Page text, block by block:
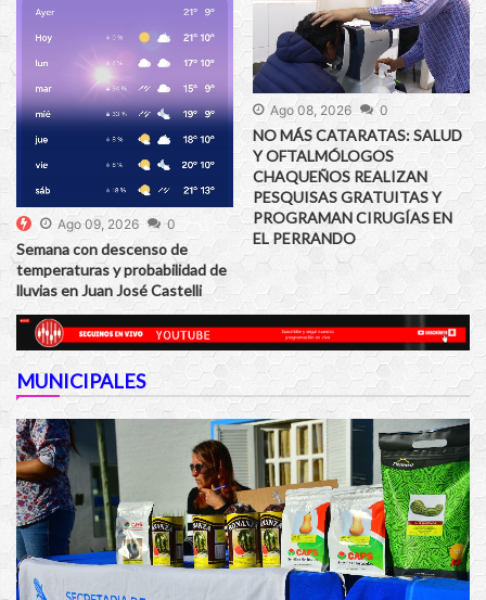
Ago 09, 2026 0
Semana con descenso de
temperaturas y probabilidad de
lluvias en Juan José Castelli
Ago 08, 2026 0
NO MÁS CATARATAS: SALUD
Y OFTALMÓLOGOS
CHAQUEÑOS REALIZAN
PESQUISAS GRATUITAS Y
PROGRAMAN CIRUGÍAS EN
EL PERRANDO
MUNICIPALES